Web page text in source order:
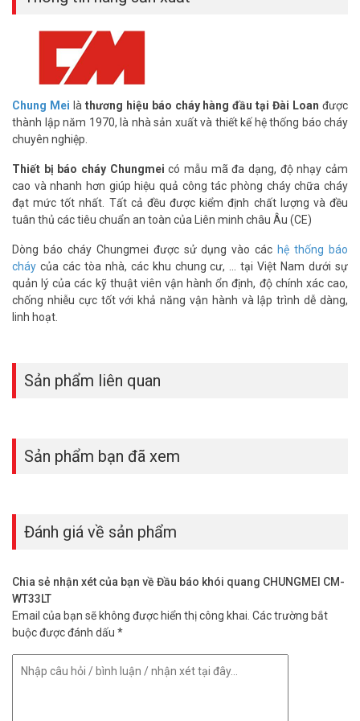
Các hệ thống kết nối trung tâm báo cháy Chungmei,
Karassn, Horing…
*** Tham khảo thêm các
Thông số kỹ thuật đầu báo khói quang 4
dây CHUNGMEI CM-WT33LT
– Vật liệu: Nhựa chống cháy
– Dòng báo động: 30mA@24VDC, Dòng tĩnh: 25µA@24VDC
– Phân cực: Không phân cực (Non-polarized)
– Nguồn cung cấp: 12 ~ 30VDC
– Nhiệt độ hoạt động: -10°C ~ +55°C, Độ ẩm 0 ~ 95%
– Kích thước: 102(D) x 46(H)mm
– Trọng lượng: 137g
* CÓ TEM KIỂM ĐỊNH PCCC
– Xuất xứ: Trung Quốc.
– Bảo hành: 12 tháng.
được kiểm định an toàn PCCC. Lựa chọn lý tưởng cho các công
trình cần giám sát cháy nổ nghiêm ngặt.
vấn giải pháp trọn gói. Xin vui lòng gọi HOTLINE
hỗ trợ tốt nhất. Tham khảo thêm hình ảnh tại
Vuhoangtelecom
Chung Mei là thương hiệu báo cháy hàng đầu tại Đài Loan được
thành lập năm 1970, là nhà sản xuất và thiết kế hệ thống báo cháy
chuyên nghiệp.
Thiết bị báo cháy Chungmei có mẫu mã đa dạng, độ nhạy cảm
cao và nhanh hơn giúp hiệu quả công tác phòng cháy chữa cháy
đạt mức tốt nhất. Tất cả đều được kiểm định chất lượng và đều
tuân thủ các tiêu chuẩn an toàn của Liên minh châu Âu (CE)
Dòng báo cháy Chungmei được sử dụng vào cáchệ thống báo
cháy của các tòa nhà, các khu chung cư, … tại Việt Nam dưới sự
quản lý của các kỹ thuật viên vận hành ổn định, độ chính xác cao,
chống nhiễu cực tốt với khả năng vận hành và lập trình dễ dàng,
linh hoạt.
Sản phẩm liên quan
Sản phẩm bạn đã xem
Đánh giá về sản phẩm
Chia sẻ nhận xét của bạn về Đầu báo khói quang CHUNGMEI CM-
WT33LT
Email của bạn sẽ không được hiển thị công khai. Các trường bắt
buộc được đánh dấu *